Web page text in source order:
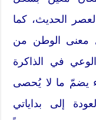
الحديث، كما
معنى الوطن من
في الذاكرة
يضمّ ما لا يُحصى
إلى بداياتي